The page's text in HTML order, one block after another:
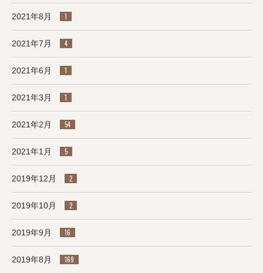
2021年8月 1
2021年7月 4
2021年6月 1
2021年3月 1
2021年2月 54
2021年1月 5
2019年12月 2
2019年10月 2
2019年9月 16
2019年8月 169